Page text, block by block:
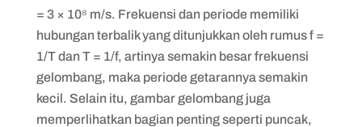
= 3 × 10⁸ m/s. Frekuensi dan periode memiliki
hubungan terbalik yang ditunjukkan oleh rumus f =
1/T dan T = 1/f, artinya semakin besar frekuensi
gelombang, maka periode getarannya semakin
kecil. Selain itu, gambar gelombang juga
memperlihatkan bagian penting seperti puncak,